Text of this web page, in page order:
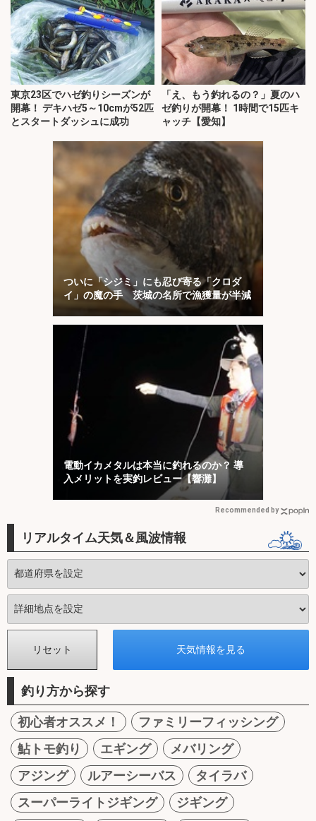
東京23区でハゼ釣りシーズンが
開幕！ デキハゼ5～10cmが52匹
とスタートダッシュに成功
「え、もう釣れるの？」夏のハ
ゼ釣りが開幕！ 1時間で15匹キ
ャッチ【愛知】
ついに「シジミ」にも忍び寄る「クロダ
イ」の魔の手 茨城の名所で漁獲量が半減
電動イカメタルは本当に釣れるのか？ 導
入メリットを実釣レビュー【響灘】
Recommended by
リアルタイム天気＆風波情報
釣り方から探す
初心者オススメ！
ファミリーフィッシング
鮎トモ釣り
エギング
メバリング
アジング
ルアーシーバス
タイラバ
スーパーライトジギング
ジギング